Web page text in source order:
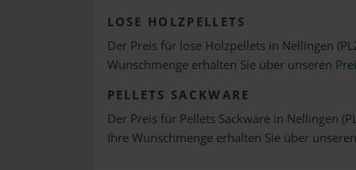
LOSE HOLZPELLETS
Der Preis für lose Holzpellets in Nellingen
Wunschmenge erhalten Sie über unseren
PELLETS SACKWARE
Der Preis für Pellets Sackware in Nellingen
Ihre Wunschmenge erhalten Sie über unseren